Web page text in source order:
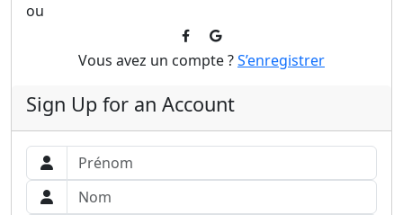
ou
Vous avez un compte ?S’enregistrer
Sign Up for an Account